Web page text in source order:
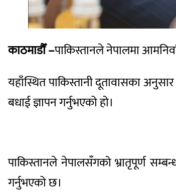
काठमाडौँ –पाकिस्तानले नेपालमा
यहाँस्थित पाकिस्तानी दूतावासका
बधाई ज्ञापन गर्नुभएको हो।
पाकिस्तानले नेपालसँगको भ्रातृपूर्ण
गर्नुभएको छ।